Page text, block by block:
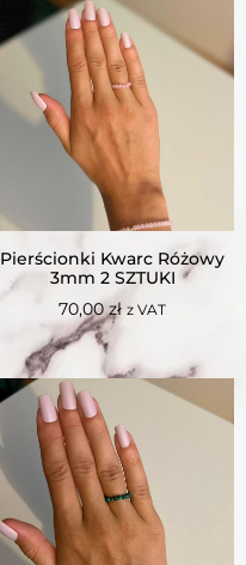
Pierścionki Kwarc Różowy
3mm 2 SZTUKI
70,00zł z VAT